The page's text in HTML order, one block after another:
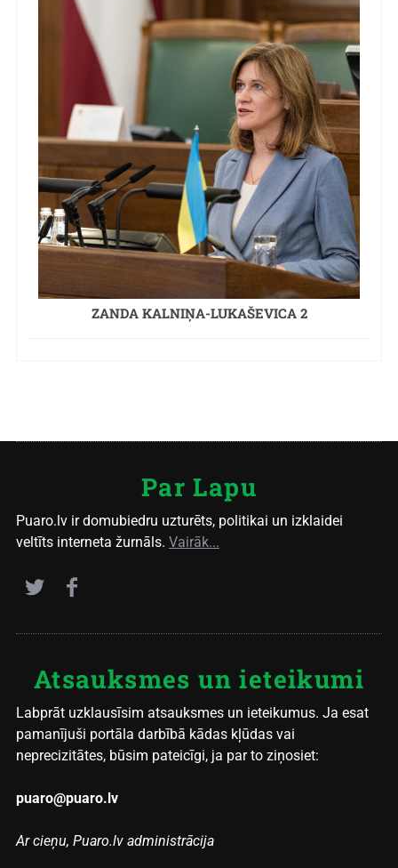
ZANDA KALNIŅA-LUKAŠEVICA 2
Par Lapu
Puaro.lv ir domubiedru uzturēts, politikai un izklaidei
veltīts interneta žurnāls. Vairāk...
Atsauksmes un ieteikumi
Labprāt uzklausīsim atsauksmes un ieteikumus. Ja esat
pamanījuši portāla darbībā kādas kļūdas vai
neprecizitātes, būsim pateicīgi, ja par to ziņosiet:
puaro@puaro.lv
Ar cieņu, Puaro.lv administrācija